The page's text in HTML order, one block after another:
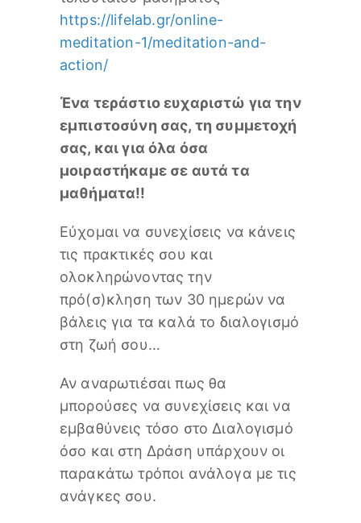
https://lifelab.gr/online-
meditation-1/meditation-and-
action/
Ένα τεράστιο ευχαριστώ για την
εμπιστοσύνη σας, τη συμμετοχή
σας, και για όλα όσα
μοιραστήκαμε σε αυτά τα
μαθήματα!!
Εύχομαι να συνεχίσεις να κάνεις
τις πρακτικές σου και
ολοκληρώνοντας την
πρό(σ)κληση των 30 ημερών να
βάλεις για τα καλά το διαλογισμό
στη ζωή σου…
Αν αναρωτιέσαι πως θα
μπορούσες να συνεχίσεις και να
εμβαθύνεις τόσο στο Διαλογισμό
όσο και στη Δράση υπάρχουν οι
παρακάτω τρόποι ανάλογα με τις
ανάγκες σου.